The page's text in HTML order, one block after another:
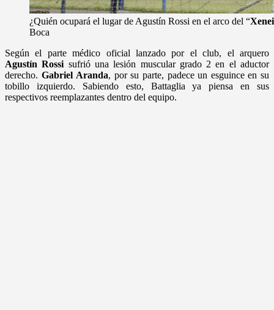
¿Quién ocupará el lugar de Agustín Rossi en el arco del “
Boca
Según el parte médico oficial lanzado por el club, el arquero
Agustín Rossi sufrió una lesión muscular grado 2 en el aductor
derecho. Gabriel Aranda, por su parte, padece un esguince en su
tobillo izquierdo. Sabiendo esto, Battaglia ya piensa en sus
respectivos reemplazantes dentro del equipo.